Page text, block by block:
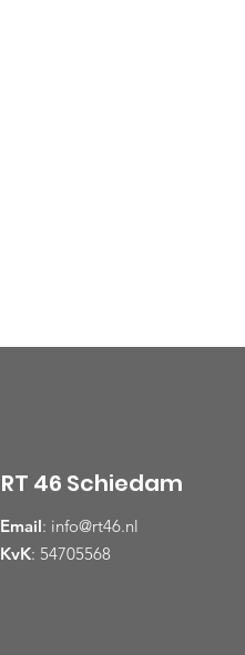
RT 46 Schiedam
Email: info@rt46.nl
KvK: 54705568